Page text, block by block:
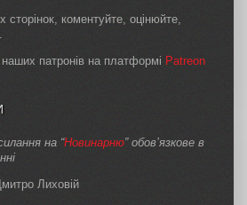
коментуйте, оцінюйте,
патронів на платформі Patreon
на “Новинарню” обов’язкове в
Лиховій